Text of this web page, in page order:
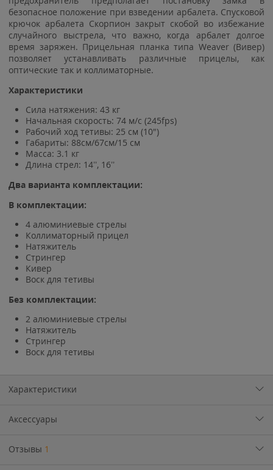
безопасное положение при взведении арбалета. Спусковой
крючок арбалета Скорпион закрыт скобой во избежание
случайного выстрела, что важно, когда арбалет долгое
время заряжен. Прицельная планка типа Weaver (Вивер)
позволяет устанавливать различные прицелы, как
оптические так и коллиматорные.
Характеристики
Сила натяжения: 43 кг
Начальная скорость: 74 м/с (245fps)
Рабочий ход тетивы: 25 см (10")
Габариты: 88см/67см/15 см
Масса: 3.1 кг
Длина стрел: 14’’, 16’’
Два варианта комплектации:
В комплектации:
4 алюминиевые стрелы
Коллиматорный прицел
Натяжитель
Стрингер
Кивер
Воск для тетивы
Без комплектации:
2 алюминиевые стрелы
Натяжитель
Стрингер
Воск для тетивы
Характеристики
Аксессуары
Отзывы 1